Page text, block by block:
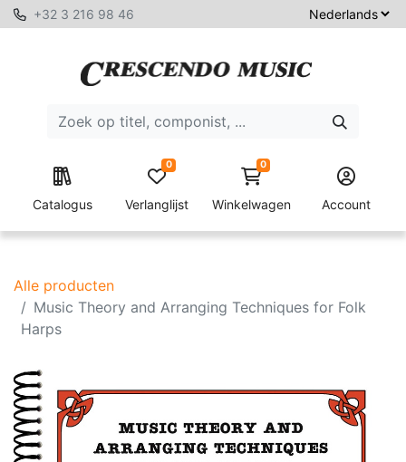
+32 3 216 98 46
Catalogus Verlanglijst
0 0
Winkelwagen Account
Alle producten
Music Theory and Arranging Techniques for Folk
Harps